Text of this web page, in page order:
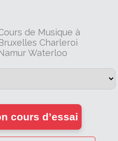
de Musique à
Charleroi
Waterloo
cours d’essai